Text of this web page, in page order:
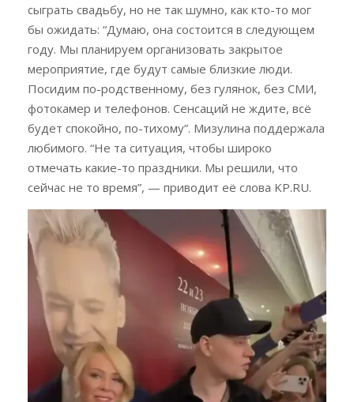
сыграть свадьбу, но не так шумно, как кто-то мог
бы ожидать: “Думаю, она состоится в следующем
году. Мы планируем организовать закрытое
мероприятие, где будут самые близкие люди.
Посидим по-родственному, без гулянок, без СМИ,
фотокамер и телефонов. Сенсаций не ждите, всё
будет спокойно, по-тихому”. Мизулина поддержала
любимого. “Не та ситуация, чтобы широко
отмечать какие-то праздники. Мы решили, что
сейчас не то время”, — приводит её слова KP.RU.